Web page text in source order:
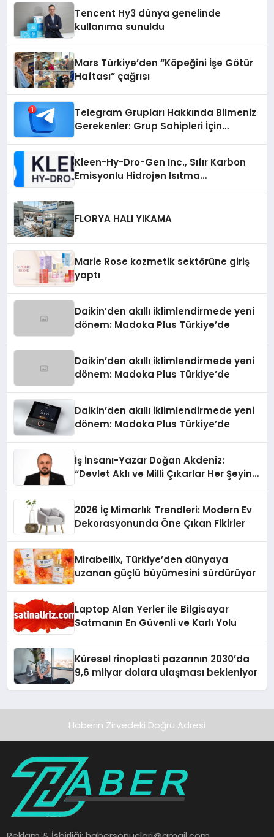
Tencent Hy3 dünya genelinde
kullanıma sunuldu
Mars Türkiye’den “Köpeğini İşe Götür
Haftası” çağrısı
Telegram Grupları Hakkında Bilmeniz
Gerekenler: Grup Sahipleri İçin
Kleen-Hy-Dro-Gen Inc., Sıfır Karbon
Emisyonlu Hidrojen Isıtma
FLORYA HALI YIKAMA
Marie Rose kozmetik sektörüne giriş
yaptı
Daikin’den akıllı iklimlendirmede yeni
dönem: Madoka Plus Türkiye’de
Daikin’den akıllı iklimlendirmede yeni
dönem: Madoka Plus Türkiye’de
Daikin’den akıllı iklimlendirmede yeni
dönem: Madoka Plus Türkiye’de
İş İnsanı-Yazar Doğan Akdeniz:
“Devlet Aklı ve Milli Çıkarlar Her Şeyin
2026 İç Mimarlık Trendleri: Modern Ev
Dekorasyonunda Öne Çıkan Fikirler
Mirabellix, Türkiye’den dünyaya
uzanan güçlü büyümesini sürdürüyor
Laptop Alan Yerler ile Bilgisayar
Satmanın En Güvenli ve Karlı Yolu
Küresel rinoplasti pazarının 2030’da
9,6 milyar dolara ulaşması bekleniyor
Haberin Zirvedeki Doğru Adresi